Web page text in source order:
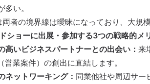
多い。
者の境界線は曖昧になっており、大規
ショーに出展・参加する3つの戦略的メ
高いビジネスパートナーとの出会い： 来
（営業案件）の創出に直結します。
ネットワーキング： 同業他社や周辺サー